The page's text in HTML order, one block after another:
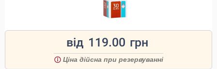
від 119.00 грн
Ціна дійсна при резервуванні